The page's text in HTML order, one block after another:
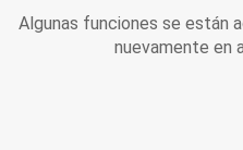
Algunas funciones se están
nuevamente en